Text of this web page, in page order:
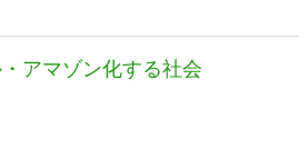
アマゾン化する社会